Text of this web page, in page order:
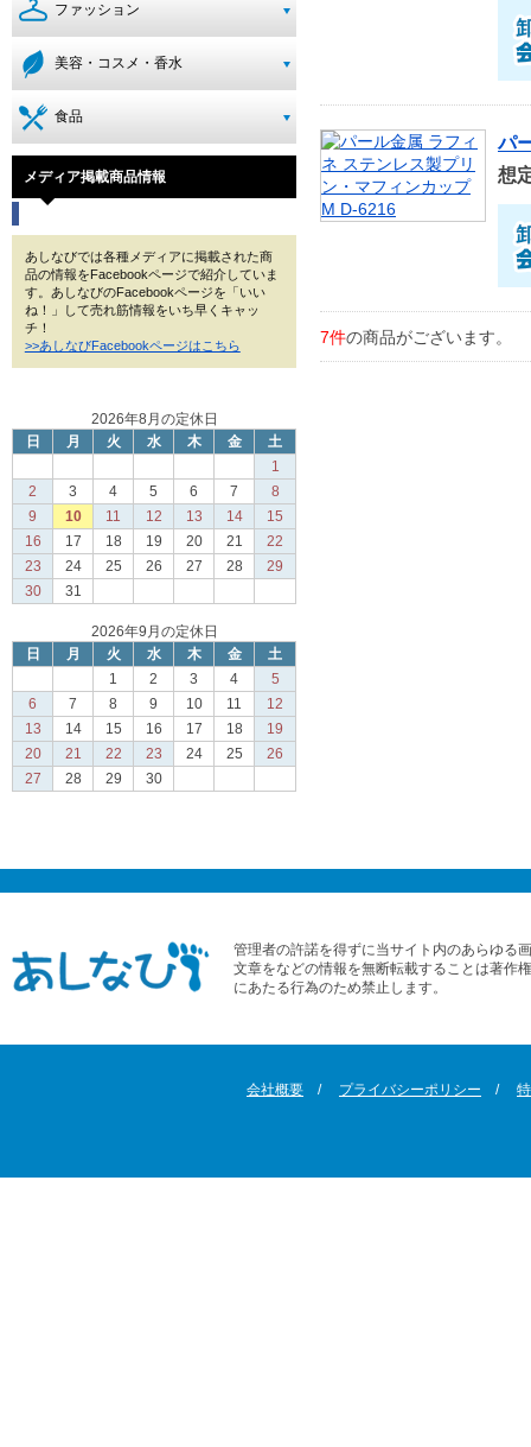
ファッション
美容・コスメ・香水
食品
メディア掲載商品情報
あしなびでは各種メディアに掲載された商
品の情報をFacebookページで紹介していま
す。あしなびのFacebookページを「いい
ね！」して売れ筋情報をいち早くキャッ
チ！
>>あしなびFacebookページはこちら
2026年8月の定休日
日
月 火 水 木 金
土
1
2
3 4 5 6 7
8
9
10 11 12 13 14
15
16
17 18 19 20 21
22
23
24 25 26 27 28
29
30
31
2026年9月の定休日
日
月 火 水 木 金
土
1
2 3 4
5
6
7 8 9 10 11
12
13
14 15 16 17 18
19
20
21 22 23 24 25
26
27
28 29 30
パ
想
7件の商品がございます。
管理者の許諾を得ずに当サイト内のあらゆる
文章をなどの情報を無断転載することは著作
にあたる行為のため禁止します。
会社概要 プライバシーポリシー